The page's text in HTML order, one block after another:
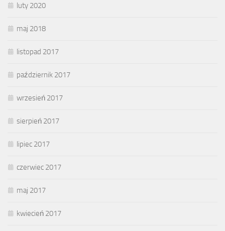
luty 2020
maj 2018
listopad 2017
październik 2017
wrzesień 2017
sierpień 2017
lipiec 2017
czerwiec 2017
maj 2017
kwiecień 2017